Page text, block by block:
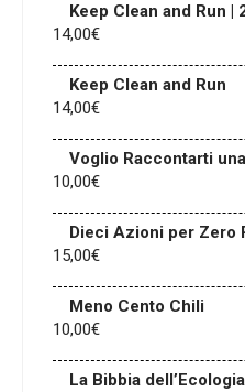
Keep Clean and Run |
14,00€
Keep Clean and Run
14,00€
Voglio Raccontarti
10,00€
Dieci Azioni per Zero
15,00€
Meno Cento Chili
10,00€
La Bibbia dell’Ecologia